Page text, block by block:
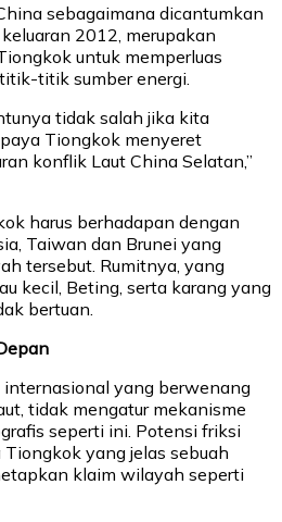
sebagaimana dicantumkan
2012, merupakan
untuk memperluas
titik sumber energi.
tidak salah jika kita
Tiongkok menyeret
konflik Laut China Selatan,”
harus berhadapan dengan
Taiwan dan Brunei yang
tersebut. Rumitnya, yang
kecil, Beting, serta karang yang
bertuan.
internasional yang berwenang
tidak mengatur mekanisme
seperti ini. Potensi friksi
yang jelas sebuah
klaim wilayah seperti